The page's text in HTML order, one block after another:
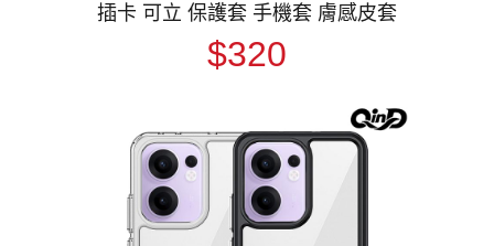
插卡 可立 保護套 手機套 膚感皮套
$320